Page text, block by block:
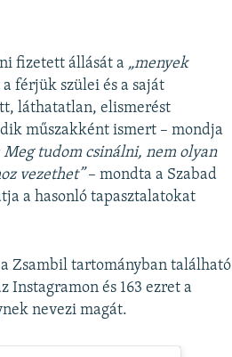
fizetett állását a „menyek
férjük szülei és a saját
láthatatlan, elismerést
műszakként ismert – mondja
tudom csinálni, nem olyan
vezethet”– mondta a Szabad
a hasonló tapasztalatokat
Zsambil tartományban található
Instagramon és 163 ezret a
nevezi magát.